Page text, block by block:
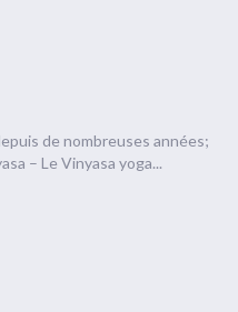
de nombreuses années;
– Le Vinyasa yoga...